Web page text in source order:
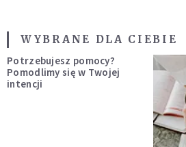
WYBRANE DLA CIEBIE
Potrzebujesz pomocy?
Pomodlimy się w Twojej
intencji